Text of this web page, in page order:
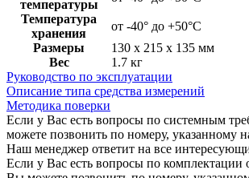
температуры
Температура
хранения
от -40° до +50°С
Размеры
130 x 215 x 135 мм
Вес
1.7 кг
Руководство по эксплуатации
Описание типа средства измерений
Методика поверки
Если у Вас есть вопросы по системным
можете позвонить по номеру, указанному
Наш менеджер ответит на все
Если у Вас есть вопросы по комплектации